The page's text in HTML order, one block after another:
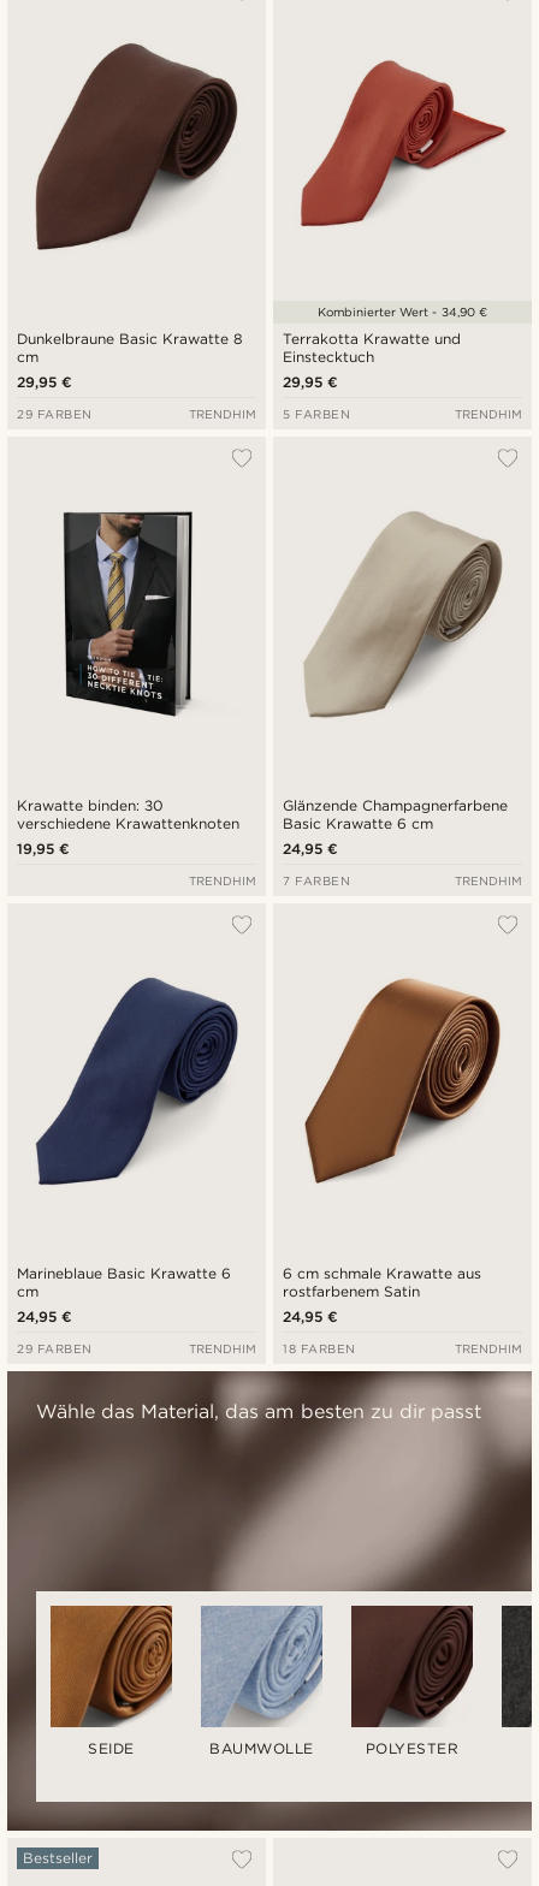
Dunkelbraune Basic Krawatte 8
cm
29,95 €
29 FARBEN TRENDHIM
Terrakotta Krawatte und
Einstecktuch
29,95 €
Kombinierter Wert - 34,90 €
5 FARBEN TRENDHIM
Krawatte binden: 30
verschiedene Krawattenknoten
19,95 €
TRENDHIM
Glänzende Champagnerfarbene
Basic Krawatte 6 cm
24,95 €
7 FARBEN TRENDHIM
Marineblaue Basic Krawatte 6
cm
24,95 €
29 FARBEN TRENDHIM
6 cm schmale Krawatte aus
rostfarbenem Satin
24,95 €
18 FARBEN TRENDHIM
Bestseller
Wähle das Material, das am besten zu dir passt
SEIDE BAUMWOLLE POLYESTER